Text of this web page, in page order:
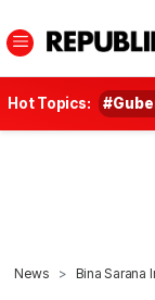
Hot Topics:
News Bina Sarana